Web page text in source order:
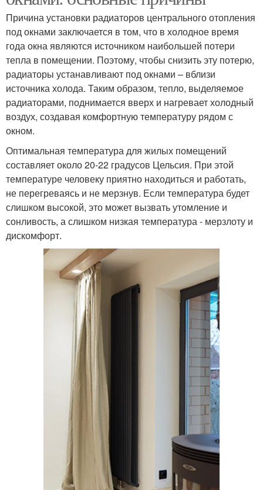
Причина установки радиаторов центрального отопления
под окнами заключается в том, что в холодное время
года окна являются источником наибольшей потери
тепла в помещении. Поэтому, чтобы снизить эту потерю,
радиаторы устанавливают под окнами – вблизи
источника холода. Таким образом, тепло, выделяемое
радиаторами, поднимается вверх и нагревает холодный
воздух, создавая комфортную температуру рядом с
окном.
Оптимальная температура для жилых помещений
составляет около 20-22 градусов Цельсия. При этой
температуре человеку приятно находиться и работать,
не перегреваясь и не мерзнув. Если температура будет
слишком высокой, это может вызвать утомление и
сонливость, а слишком низкая температура - мерзлоту и
дискомфорт.